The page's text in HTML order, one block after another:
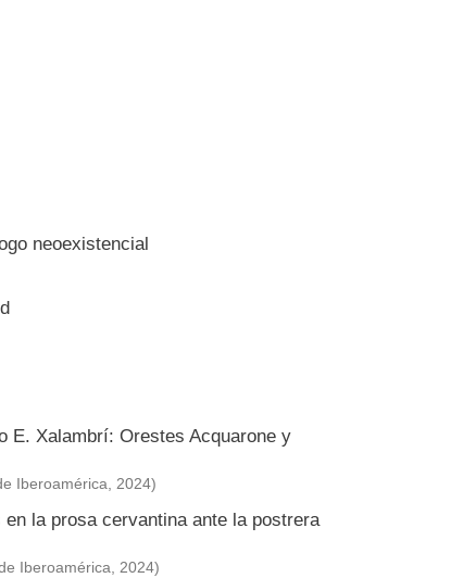
neoexistencial
E. Xalambrí: Orestes Acquarone y
Iberoamérica, 2024)
la prosa cervantina ante la postrera
Iberoamérica, 2024)